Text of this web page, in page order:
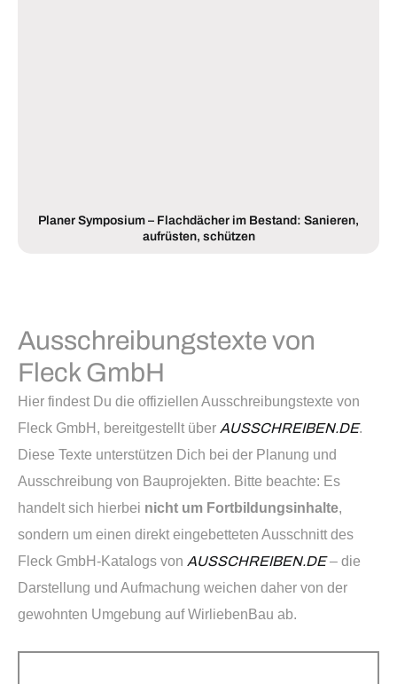
Planer Symposium – Flachdächer im Bestand: Sanieren,
aufrüsten, schützen
Ausschreibungstexte von
Fleck GmbH
Hier findest Du die offiziellen Ausschreibungstexte von
Fleck GmbH, bereitgestellt über AUSSCHREIBEN.DE.
Diese Texte unterstützen Dich bei der Planung und
Ausschreibung von Bauprojekten. Bitte beachte: Es
handelt sich hierbei nicht um Fortbildungsinhalte,
sondern um einen direkt eingebetteten Ausschnitt des
Fleck GmbH-Katalogs von AUSSCHREIBEN.DE– die
Darstellung und Aufmachung weichen daher von der
gewohnten Umgebung auf WirliebenBau ab.